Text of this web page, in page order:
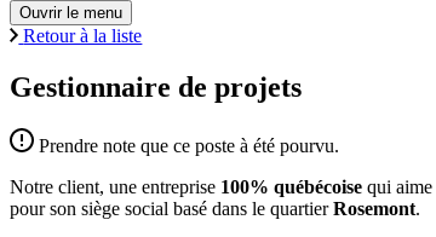
Ouvrir le menu
Retour à la liste
Gestionnaire de projets
Prendre note que ce poste à été pourvu.
Notre client, une entreprise 100% québécoise qui aime
pour son siège social basé dans le quartierRosemont.